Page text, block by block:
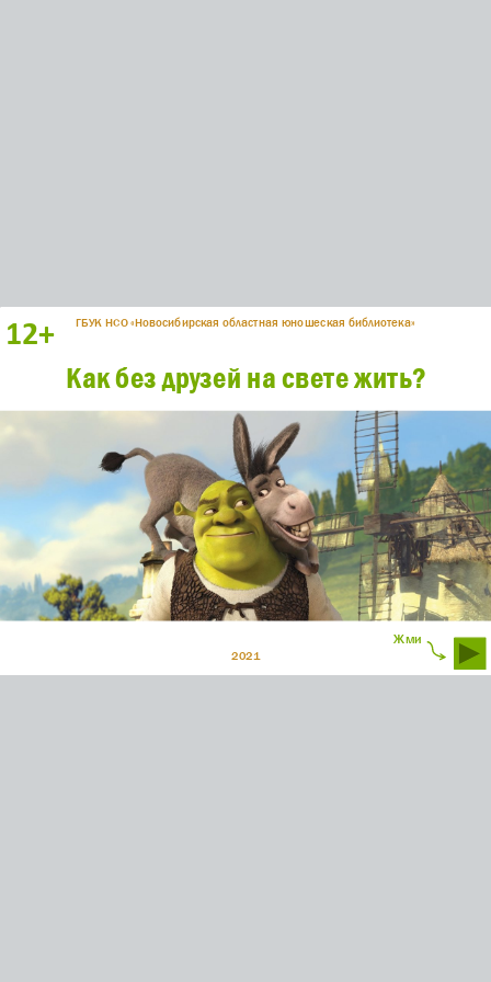
Как без друзей на свете жить?
ГБУК НСО «Новосибирская областная юношеская библиотека»
2021
12+
Жми